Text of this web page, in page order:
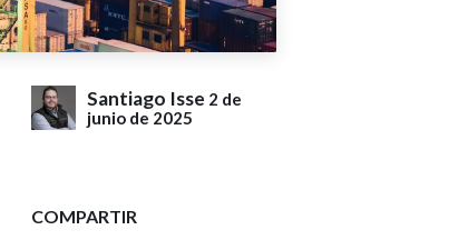
Santiago Isse 2 de
junio de 2025
COMPARTIR